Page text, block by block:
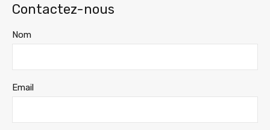
Contactez-nous
Nom
Email